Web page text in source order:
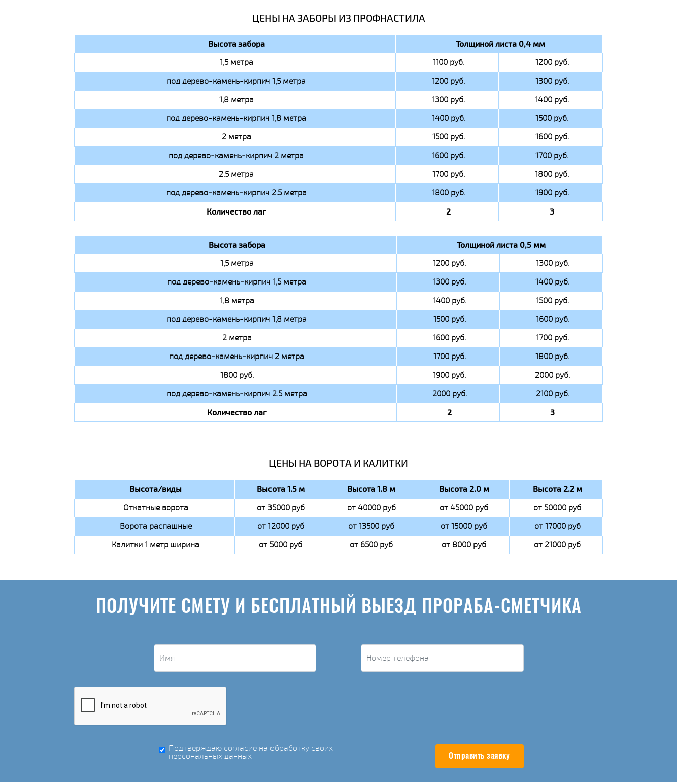
ЦЕНЫ НА ЗАБОРЫ ИЗ ПРОФНАСТИЛА
Высота забора Толщиной листа 0,4 мм
1,5 метра 1100 руб.
1200 руб.
под дерево-камень-кирпич 1,5 метра
1200 руб.
1300 руб.
1,8 метра
1300 руб.
1400 руб.
под дерево-камень-кирпич 1,8 метра
1400 руб.
1500 руб.
2 метра
1500 руб.
1600 руб.
под дерево-камень-кирпич 2 метра
1600 руб.
1700 руб.
2.5 метра
1700 руб.
1800 руб.
под дерево-камень-кирпич 2.5 метра
1800 руб. 1900 руб.
Количество лаг 2 3
Высота забора Толщиной листа 0,5 мм
1,5 метра 1200 руб.
1300 руб.
под дерево-камень-кирпич 1,5 метра
1300 руб.
1400 руб.
1,8 метра
1400 руб.
1500 руб.
под дерево-камень-кирпич 1,8 метра
1500 руб.
1600 руб.
2 метра
1600 руб.
1700 руб.
под дерево-камень-кирпич 2 метра
1700 руб.
1800 руб.
1800 руб.
1900 руб.
2000 руб.
под дерево-камень-кирпич 2.5 метра
2000 руб. 2100 руб.
Количество лаг 2 3
ЦЕНЫ НА ВОРОТА И КАЛИТКИ
Высота/виды Высота 1.5 м Высота 1.8 м Высота 2.0 м Высота 2.2 м
Откатные ворота от 35000 руб от 40000 руб от 45000 руб
от 50000 руб
Ворота распашные
от 12000 руб от 13500 руб от 15000 руб
от 17000 руб
Калитки 1 метр ширина
от 5000 руб от 6500 руб от 8000 руб от 21000 руб
ПОЛУЧИТЕ СМЕТУ И БЕСПЛАТНЫЙ ВЫЕЗД ПРОРАБА-СМЕТЧИКА
Подтверждаю согласие на обработку своих
персональных данных Отправить заявку